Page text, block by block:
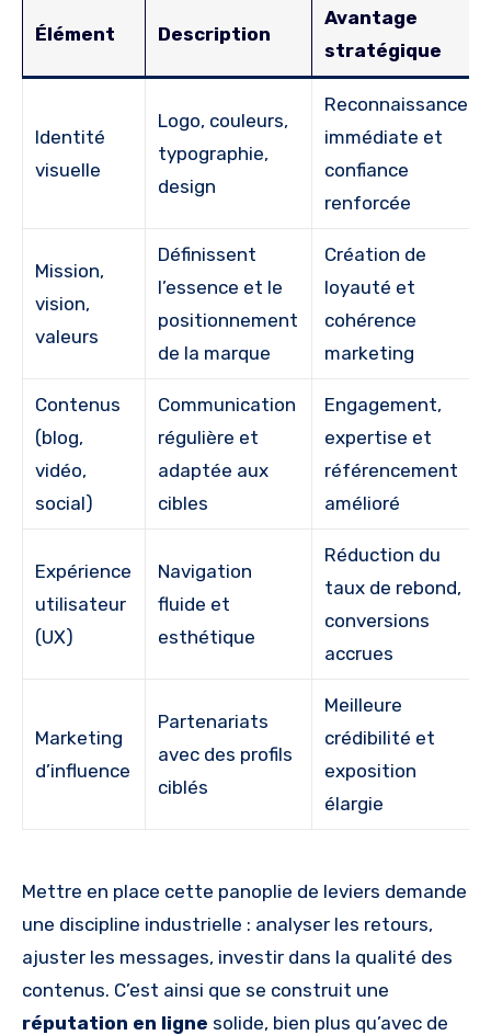
Élément Description
Avantage
stratégique
Identité
visuelle
Logo, couleurs,
typographie,
design
Reconnaissance
immédiate et
confiance
renforcée
Mission,
vision,
valeurs
Définissent
l’essence et le
positionnement
de la marque
Création de
loyauté et
cohérence
marketing
Contenus
(blog,
vidéo,
social)
Communication
régulière et
adaptée aux
cibles
Engagement,
expertise et
référencement
amélioré
Expérience
utilisateur
(UX)
Navigation
fluide et
esthétique
Réduction du
taux de rebond,
conversions
accrues
Marketing
d’influence
Partenariats
avec des profils
ciblés
Meilleure
crédibilité et
exposition
élargie
Mettre en place cette panoplie de leviers demande
une discipline industrielle : analyser les retours,
ajuster les messages, investir dans la qualité des
contenus. C’est ainsi que se construit une
réputation en ligne solide, bien plus qu’avec de